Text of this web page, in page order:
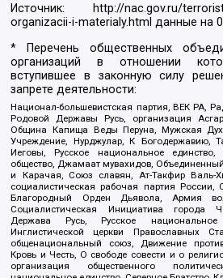
Источник: http://nac.gov.ru/
organizacii-i-materialy.html данные на
* Перечень общественных
организаций в отношении
вступившее в законную силу
запрете деятельности:
Национал-большевистская партия, ВЕК РА,
Родовой Державы Русь, организация
Община Капища Веды Перуна, Мужская
Учреждение, Нурджулар, К Богодержавию,
Иеговы, Русское национальное единство,
общество, Джамаат мувахидов,
и Карачая, Союз славян, Ат-Такфир Валь-
социалистическая рабочая партия России,
Благородный Орден Дьявола, Армия
Социалистическая Инициатива города
Держава Русь, Русское национальное
Инглистической церкви Православных
общенациональный союз, Движение
Кровь и Честь, О свободе совести и о
организация общественного